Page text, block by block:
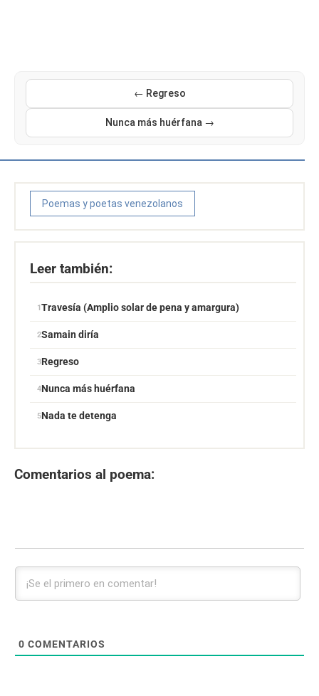
← Regreso
Nunca más huérfana →
Poemas y poetas venezolanos
Leer también:
Travesía (Amplio solar de pena y amargura)
Samain diría
Regreso
Nunca más huérfana
Nada te detenga
Comentarios al poema:
0 COMENTARIOS